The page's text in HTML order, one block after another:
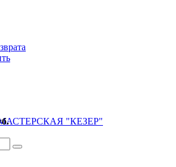
"КЕЗЕР"